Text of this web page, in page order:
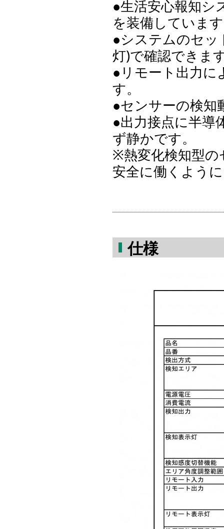
●生活安心報知シ
を装備していま
●システムのセッ
灯)で確認できま
●リモート出力に
す。
●センサーの検知
●出力接点に半導
ず静かです。
※熱変化検知型の
安全に働くよう
仕様